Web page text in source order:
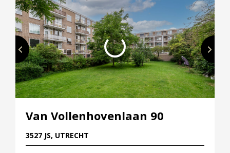
Van Vollenhovenlaan 90
3527 JS, UTRECHT